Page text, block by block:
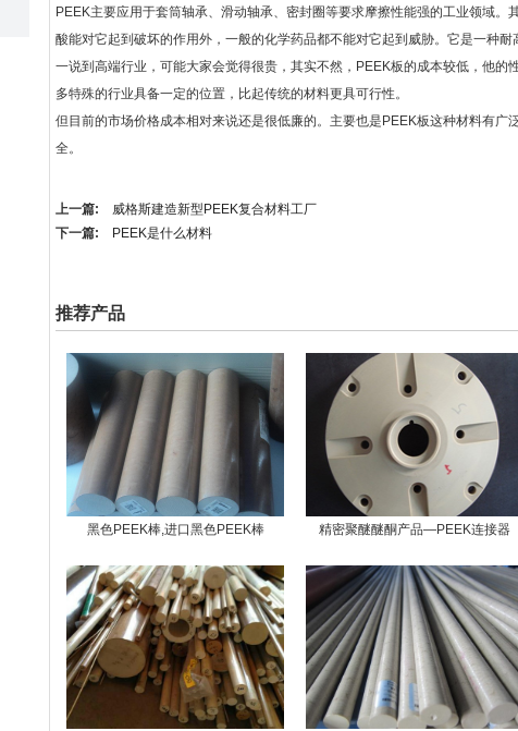
PEEK主要应用于套筒轴承、滑动轴承、密封圈等要求摩擦性能强的工业领域。
酸能对它起到破坏的作用外，一般的化学药品都不能对它起到威胁。它是一种耐
一说到高端行业，可能大家会觉得很贵，其实不然，PEEK板的成本较低，他的
多特殊的行业具备一定的位置，比起传统的材料更具可行性。
但目前的市场价格成本相对来说还是很低廉的。主要也是PEEK板这种材料有广
全。
上一篇: 威格斯建造新型PEEK复合材料工厂
下一篇:
PEEK是什么材料
推荐产品
黑色PEEK棒,进口黑色PEEK棒 精密聚醚醚酮产品—PEEK连接器